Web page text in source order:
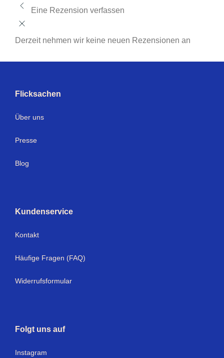
Eine Rezension verfassen
Derzeit nehmen wir keine neuen Rezensionen an
Flicksachen
Über uns
Presse
Blog
Kundenservice
Kontakt
Häufige Fragen (FAQ)
Widerrufsformular
Folgt uns auf
Instagram